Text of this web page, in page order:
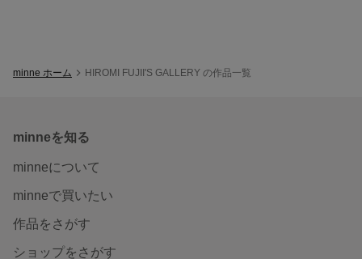
minne ホーム HIROMI FUJII'S GALLERY の作品一覧
minneを知る
minneについて
minneで買いたい
作品をさがす
ショップをさがす